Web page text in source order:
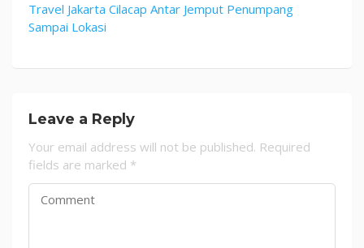
Travel Jakarta Cilacap Antar Jemput Penumpang
Sampai Lokasi
Leave a Reply
Your email address will not be published. Required
fields are marked *